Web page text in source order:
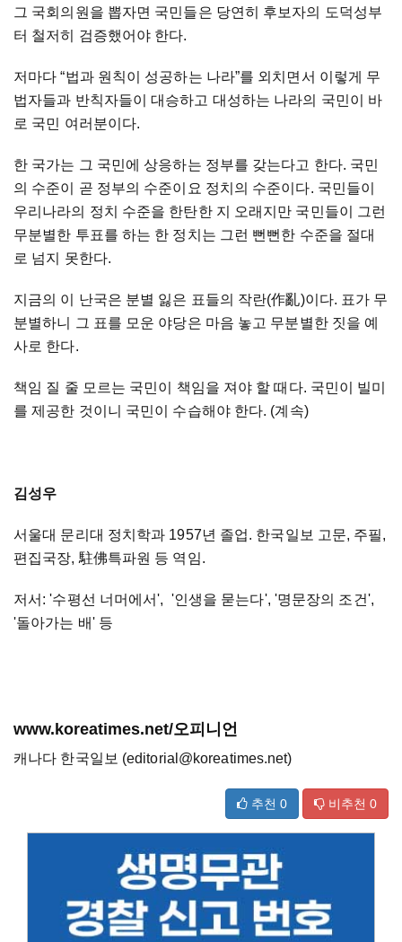
그 국회의원을 뽑자면 국민들은 당연히 후보자의 도덕성부
터 철저히 검증했어야 한다.
저마다 “법과 원칙이 성공하는 나라”를 외치면서 이렇게 무
법자들과 반칙자들이 대승하고 대성하는 나라의 국민이 바
로 국민 여러분이다.
한 국가는 그 국민에 상응하는 정부를 갖는다고 한다. 국민
의 수준이 곧 정부의 수준이요 정치의 수준이다. 국민들이
우리나라의 정치 수준을 한탄한 지 오래지만 국민들이 그런
무분별한 투표를 하는 한 정치는 그런 뻔뻔한 수준을 절대
로 넘지 못한다.
지금의 이 난국은 분별 잃은 표들의 작란(作亂)이다. 표가 무
분별하니 그 표를 모운 야당은 마음 놓고 무분별한 짓을 예
사로 한다.
책임 질 줄 모르는 국민이 책임을 져야 할 때다. 국민이 빌미
를 제공한 것이니 국민이 수습해야 한다. (계속)
김성우
서울대 문리대 정치학과 1957년 졸업. 한국일보 고문, 주필,
편집국장, 駐佛특파원 등 역임.
저서: '수평선 너머에서', '인생을 묻는다', '명문장의 조건',
'돌아가는 배' 등
www.koreatimes.net/오피니언
캐나다 한국일보 (editorial@koreatimes.net)
추천 0 비추천 0